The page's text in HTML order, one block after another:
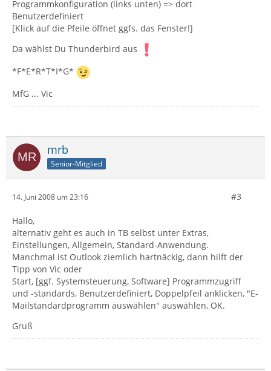
Programmkonfiguration (links unten) => dort
Benutzerdefiniert
[Klick auf die Pfeile öffnet ggfs. das Fenster!]
Da wählst Du Thunderbird aus
*F*E*R*T*I*G*
MfG ... Vic
mrb
Senior-Mitglied
14. Juni 2008 um 23:16 #3
Hallo,
alternativ geht es auch in TB selbst unter Extras,
Einstellungen, Allgemein, Standard-Anwendung.
Manchmal ist Outlook ziemlich hartnäckig, dann hilft der
Tipp von Vic oder
Start, [ggf. Systemsteuerung, Software] Programmzugriff
und -standards, Benutzerdefiniert, Doppelpfeil anklicken, "E-
Mailstandardprogramm auswählen" auswählen, OK.
Gruß